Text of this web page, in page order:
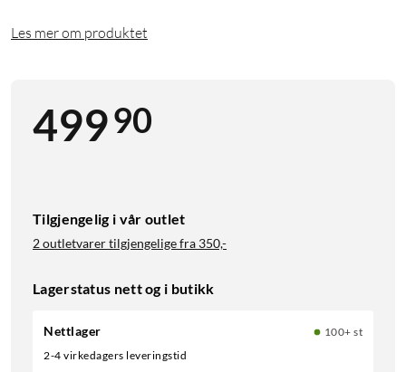
Les mer om produktet
49990
Tilgjengelig i vår outlet
2 outletvarer tilgjengelige fra 350,-
Lagerstatus nett og i butikk
Nettlager
100+ st
2-4 virkedagers leveringstid